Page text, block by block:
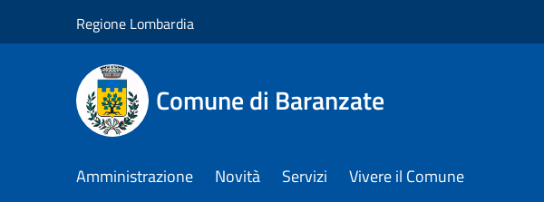
Regione Lombardia
Comune di Baranzate
Amministrazione Novità Servizi Vivere il Comune